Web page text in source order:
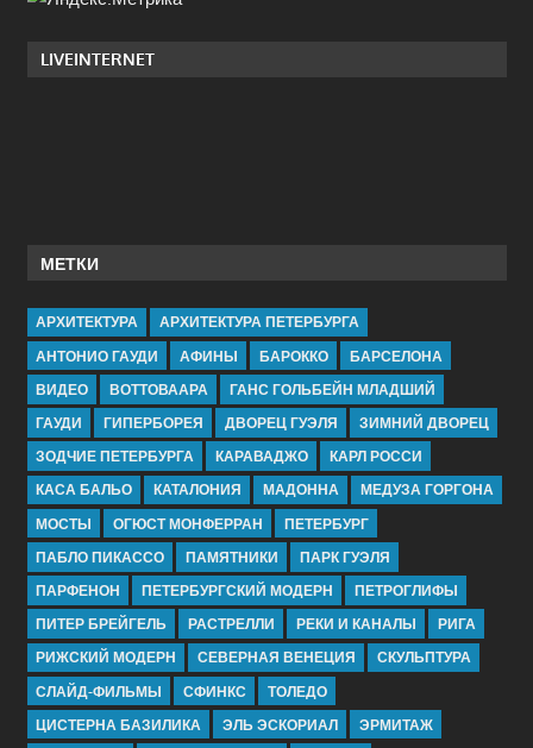
LIVEINTERNET
МЕТКИ
АРХИТЕКТУРА
АРХИТЕКТУРА ПЕТЕРБУРГА
АНТОНИО ГАУДИ
АФИНЫ БАРОККО
БАРСЕЛОНА
ВИДЕО
ВОТТОВААРА
ГАНС ГОЛЬБЕЙН МЛАДШИЙ
ГАУДИ
ГИПЕРБОРЕЯ ДВОРЕЦ ГУЭЛЯ
ЗИМНИЙ ДВОРЕЦ
ЗОДЧИЕ ПЕТЕРБУРГА
КАРАВАДЖО
КАРЛ РОССИ
КАСА БАЛЬО
КАТАЛОНИЯ МАДОННА
МЕДУЗА ГОРГОНА
МОСТЫ
ОГЮСТ МОНФЕРРАН
ПЕТЕРБУРГ
ПАБЛО ПИКАССО
ПАМЯТНИКИ
ПАРК ГУЭЛЯ
ПАРФЕНОН
ПЕТЕРБУРГСКИЙ МОДЕРН
ПЕТРОГЛИФЫ
ПИТЕР БРЕЙГЕЛЬ
РАСТРЕЛЛИ РЕКИ И КАНАЛЫ
РИГА
РИЖСКИЙ МОДЕРН
СЕВЕРНАЯ ВЕНЕЦИЯ
СКУЛЬПТУРА
СЛАЙД-ФИЛЬМЫ
СФИНКС
ТОЛЕДО
ЦИСТЕРНА БАЗИЛИКА
ЭЛЬ ЭСКОРИАЛ ЭРМИТАЖ